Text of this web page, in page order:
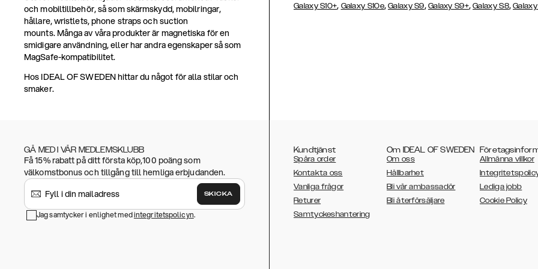
och mobiltillbehör, så som skärmskydd, mobilringar,
hållare, wristlets, phone straps och suction
mounts. Många av våra produkter är magnetiska för en
smidigare användning, eller har andra egenskaper så som
MagSafe-kompatibilitet.
Hos IDEAL OF SWEDEN hittar du något för alla stilar och
smaker.
Galaxy S10+, Galaxy S10e,Galaxy S9, Galaxy S9+,Galaxy S8,
GÅ MED I VÅR MEDLEMSKLUBB
Få 15% rabatt på ditt första köp,100 poäng som
välkomstbonus och tillgång till hemliga erbjudanden.
SKICKA
Jag samtycker i enlighet medintegritetspolicyn.
Kundtjänst
Spåra order
Kontakta oss
Vanliga frågor
Returer
Samtyckeshantering
Om IDEAL OF SWEDEN
Om oss
Hållbarhet
Bli vår ambassadör
Bli återförsäljare
Allmänna villkor
Lediga jobb
Cookie Policy
AUSTRALIA